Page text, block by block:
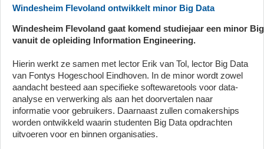
Windesheim Flevoland ontwikkelt minor Big Data
Windesheim Flevoland gaat komend studiejaar een minor
vanuit de opleiding Information Engineering.
Hierin werkt ze samen met lector Erik van Tol, lector Big Data
van Fontys Hogeschool Eindhoven. In de minor wordt zowel
aandacht besteed aan specifieke softewaretools voor data-
analyse en verwerking als aan het doorvertalen naar
informatie voor gebruikers. Daarnaast zullen comakerships
worden ontwikkeld waarin studenten Big Data opdrachten
uitvoeren voor en binnen organisaties.